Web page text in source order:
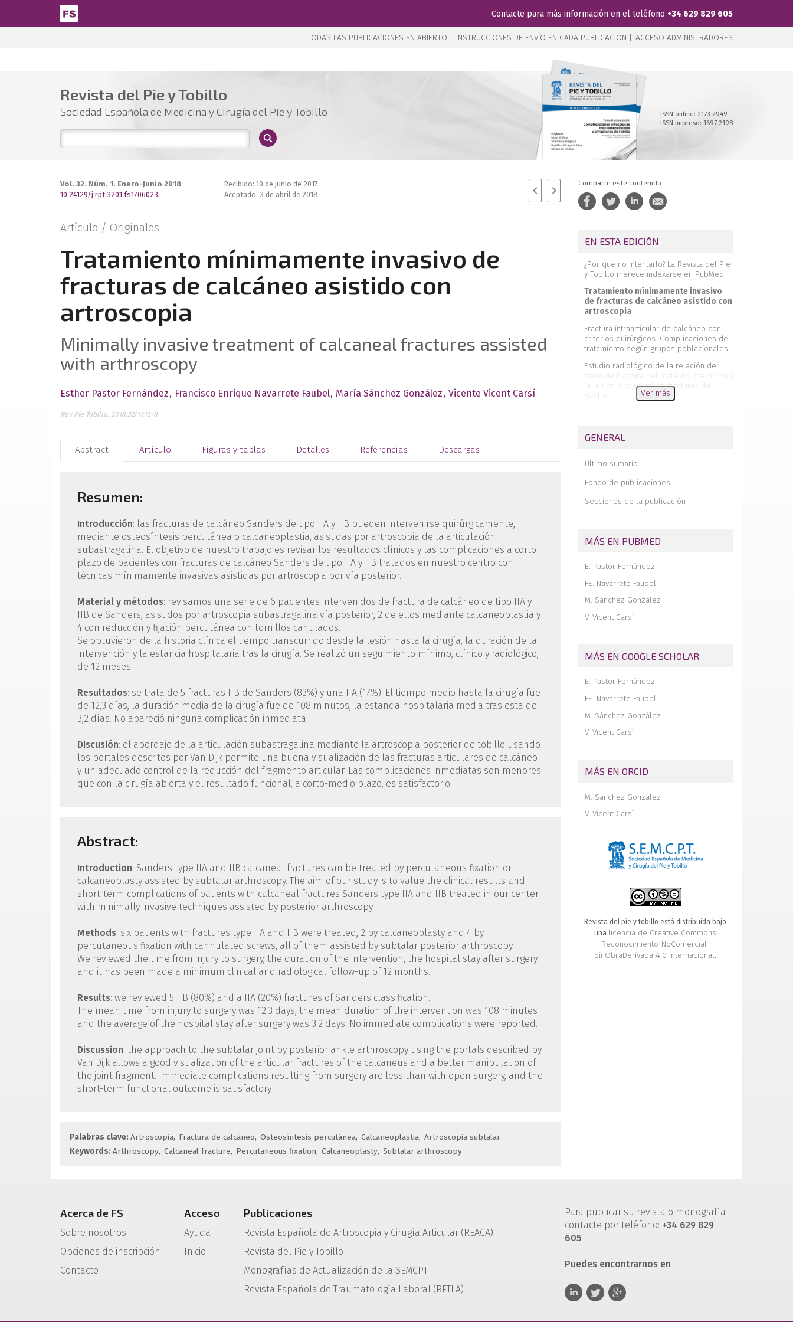
Pasar al contenido principal
Contacte para más información en el teléfono +34 629 829 605
TODAS LAS PUBLICACIONES EN ABIERTO | INSTRUCCIONES DE ENVÍO EN CADA PUBLICACIÓN | ACCESO ADMINISTRADORES
Revista del Pie y Tobillo
Sociedad Española de Medicina y Cirugía del Pie y Tobillo
ISSN online: 2173-2949
ISSN impreso: 1697-2198
Vol. 32. Núm. 1. Enero-Junio 2018
10.24129/j.rpt.3201.fs1706023
Recibido: 10 de junio de 2017
Aceptado: 3 de abril de 2018
Artículo / Originales
Tratamiento mínimamente invasivo de
fracturas de calcáneo asistido con
artroscopia
Minimally invasive treatment of calcaneal fractures assisted
with arthroscopy
Esther Pastor Fernández Francisco Enrique Navarrete Faubel María Sánchez González Vicente Vicent Carsí
Rev Pie Tobillo. 2018;32(1):12-8
Abstract Artículo Figuras y tablas Detalles Referencias Descargas
Resumen:
Introducción: las fracturas de calcáneo Sanders de tipo IIA y IIB pueden intervenirse quirúrgicamente,
mediante osteosíntesis percutánea o calcaneoplastia, asistidas por artroscopia de la articulación
subastragalina. El objetivo de nuestro trabajo es revisar los resultados clínicos y las complicaciones a corto
plazo de pacientes con fracturas de calcáneo Sanders de tipo IIA y IIB tratados en nuestro centro con
técnicas mínimamente invasivas asistidas por artroscopia por vía posterior.
Material y métodos: revisamos una serie de 6 pacientes intervenidos de fractura de calcáneo de tipo IIA y
IIB de Sanders, asistidos por artroscopia subastragalina vía posterior, 2 de ellos mediante calcaneoplastia y
4 con reducción y fijación percutánea con tornillos canulados.
Se obtuvieron de la historia clínica el tiempo transcurrido desde la lesión hasta la cirugía, la duración de la
intervención y la estancia hospitalaria tras la cirugía. Se realizó un seguimiento mínimo, clínico y radiológico,
de 12 meses.
Resultados: se trata de 5 fracturas IIB de Sanders (83%) y una IIA (17%). El tiempo medio hasta la cirugía fue
de 12,3 días, la duración media de la cirugía fue de 108 minutos, la estancia hospitalaria media tras esta de
3,2 días. No apareció ninguna complicación inmediata.
Discusión: el abordaje de la articulación subastragalina mediante la artroscopia posterior de tobillo usando
los portales descritos por Van Dijk permite una buena visualización de las fracturas articulares de calcáneo
y un adecuado control de la reducción del fragmento articular. Las complicaciones inmediatas son menores
que con la cirugía abierta y el resultado funcional, a corto-medio plazo, es satisfactorio.
Abstract:
Introduction: Sanders type IIA and IIB calcaneal fractures can be treated by percutaneous fixation or
calcaneoplasty assisted by subtalar arthroscopy. The aim of our study is to value the clinical results and
short-term complications of patients with calcaneal fractures Sanders type IIA and IIB treated in our center
with minimally invasive techniques assisted by posterior arthroscopy.
Methods: six patients with fractures type IIA and IIB were treated, 2 by calcaneoplasty and 4 by
percutaneous fixation with cannulated screws, all of them assisted by subtalar posterior arthroscopy.
We reviewed the time from injury to surgery, the duration of the intervention, the hospital stay after surgery
and it has been made a minimum clinical and radiological follow-up of 12 months.
Results: we reviewed 5 IIB (80%) and a IIA (20%) fractures of Sanders classification.
The mean time from injury to surgery was 12.3 days, the mean duration of the intervention was 108 minutes
and the average of the hospital stay after surgery was 3.2 days. No immediate complications were reported.
Discussion: the approach to the subtalar joint by posterior ankle arthroscopy using the portals described by
Van Dijk allows a good visualization of the articular fractures of the calcaneus and a better manipulation of
the joint fragment. Immediate complications resulting from surgery are less than with open surgery, and the
short-term functional outcome is satisfactory
Palabras clave:Artroscopia Fractura de calcáneo Osteosíntesis percutánea Calcaneoplastia Artroscopia subtalar
Keywords:Arthroscopy Calcaneal fracture Percutaneous fixation Calcaneoplasty Subtalar arthroscopy
Comparte este contenido
EN ESTA EDICIÓN
¿Por qué no intentarlo? La Revista del Pie
y Tobillo merece indexarse en PubMed
Tratamiento mínimamente invasivo
de fracturas de calcáneo asistido con
artroscopia
Fractura intraarticular de calcáneo con
criterios quirúrgicos. Complicaciones de
tratamiento según grupos poblacionales
Estudio radiológico de la relación del
trazo de fractura del maléolo interno con
la lesión sindesmal en fracturas de
tobillo
Resultado funcional esperable tras una
de 3 casos y revisión de la literatura
Enfermedad de Nora: una entidad clínica
infrecuente
Luxación de cuboides: caso clínico y
por abordaje dorsal
la placa plantar por abordaje dorsal”
Revista de revistas
Ver más
GENERAL
Último sumario
Fondo de publicaciones
Secciones de la publicación
MÁS EN PUBMED
E. Pastor Fernández
FE. Navarrete Faubel
M. Sánchez González
V. Vicent Carsí
MÁS EN GOOGLE SCHOLAR
E. Pastor Fernández
FE. Navarrete Faubel
M. Sánchez González
V. Vicent Carsí
MÁS EN ORCID
M. Sánchez González
V. Vicent Carsí
Revista del pie y tobillo está distribuida bajo
una licencia de Creative Commons
Reconocimiento-NoComercial-
SinObraDerivada 4.0 Internacional.
Acerca de FS
Sobre nosotros
Opciones de inscripción
Contacto
Acceso
Ayuda
Inicio
Publicaciones
Revista Española de Artroscopia y Cirugía Articular (REACA)
Revista del Pie y Tobillo
Monografías de Actualización de la SEMCPT
Revista Española de Traumatología Laboral (RETLA)
Para publicar su revista o monografía
contacte por teléfono: +34 629 829
605
Puedes encontrarnos en